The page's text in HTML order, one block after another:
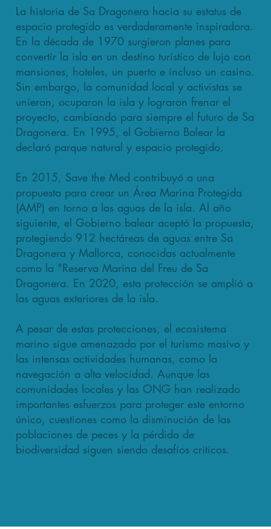
La historia de Sa Dragonera hacia su estatus de
espacio protegido es verdaderamente inspiradora.
En la década de 1970 surgieron planes para
convertir la isla en un destino turístico de lujo con
mansiones, hoteles, un puerto e incluso un casino.
Sin embargo, la comunidad local y activistas se
unieron, ocuparon la isla y lograron frenar el
proyecto, cambiando para siempre el futuro de Sa
Dragonera. En 1995, el Gobierno Balear la
declaró parque natural y espacio protegido.
En 2015, Save the Med contribuyó a una
propuesta para crear un Área Marina Protegida
(AMP) en torno a las aguas de la isla. Al año
siguiente, el Gobierno balear aceptó la propuesta,
protegiendo 912 hectáreas de aguas entre Sa
Dragonera y Mallorca, conocidas actualmente
como la "Reserva Marina del Freu de Sa
Dragonera. En 2020, esta protección se amplió a
las aguas exteriores de la isla.
A pesar de estas protecciones, el ecosistema
marino sigue amenazado por el turismo masivo y
las intensas actividades humanas, como la
navegación a alta velocidad. Aunque las
comunidades locales y las ONG han realizado
importantes esfuerzos para proteger este entorno
único, cuestiones como la disminución de las
poblaciones de peces y la pérdida de
biodiversidad siguen siendo desafíos críticos.